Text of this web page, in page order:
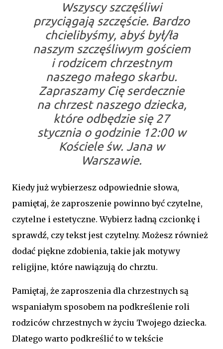
Wszyscy szczęśliwi
przyciągają szczęście. Bardzo
chcielibyśmy, abyś był/ła
naszym szczęśliwym gościem
i rodzicem chrzestnym
naszego małego skarbu.
Zapraszamy Cię serdecznie
na chrzest naszego dziecka,
które odbędzie się 27
stycznia o godzinie 12:00 w
Kościele św. Jana w
Warszawie.
Kiedy już wybierzesz odpowiednie słowa,
pamiętaj, że zaproszenie powinno być czytelne,
czytelne i estetyczne. Wybierz ładną czcionkę i
sprawdź, czy tekst jest czytelny. Możesz również
dodać piękne zdobienia, takie jak motywy
religijne, które nawiązują do chrztu.
Pamiętaj, że zaproszenia dla chrzestnych są
wspaniałym sposobem na podkreślenie roli
rodziców chrzestnych w życiu Twojego dziecka.
Dlatego warto podkreślić to w tekście